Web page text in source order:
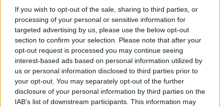
If you wish to opt-out of the sale, sharing to third parties, or
processing of your personal or sensitive information for
targeted advertising by us, please use the below opt-out
section to confirm your selection. Please note that after your
opt-out request is processed you may continue seeing
interest-based ads based on personal information utilized by
us or personal information disclosed to third parties prior to
your opt-out. You may separately opt-out of the further
disclosure of your personal information by third parties on the
IAB’s list of downstream participants. This information may